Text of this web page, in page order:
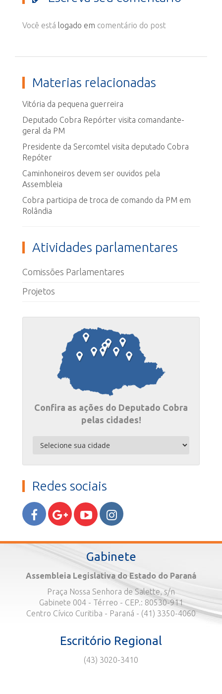
Você está logado em comentário do post
Materias relacionadas
Vitória da pequena guerreira
Deputado Cobra Repórter visita comandante-
geral da PM
Presidente da Sercomtel visita deputado Cobra
Repóter
Caminhoneiros devem ser ouvidos pela
Assembleia
Cobra participa de troca de comando da PM em
Rolândia
Atividades parlamentares
Comissões Parlamentares
Projetos
Confira as ações do Deputado Cobra
pelas cidades!
Redes sociais
Gabinete
Assembleia Legislativa do Estado do Paraná
Praça Nossa Senhora de Salette, s/n
Gabinete 004 - Térreo - CEP.: 80530-911
Centro Cívico Curitiba - Paraná - (41) 3350-4060
Escritório Regional
(43) 3020-3410